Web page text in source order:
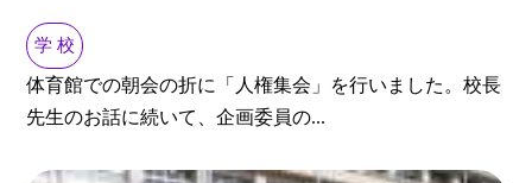
学 校
体育館での朝会の折に「人権集会」を行いました。校長
先生のお話に続いて、企画委員の...